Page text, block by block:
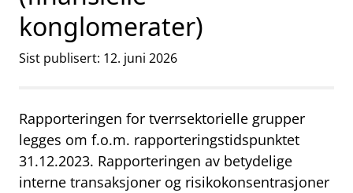
konglomerater)
Sist publisert: 12. juni 2026
Rapporteringen for tverrsektorielle grupper
legges om f.o.m. rapporteringstidspunktet
31.12.2023. Rapporteringen av betydelige
interne transaksjoner og risikokonsentrasjoner